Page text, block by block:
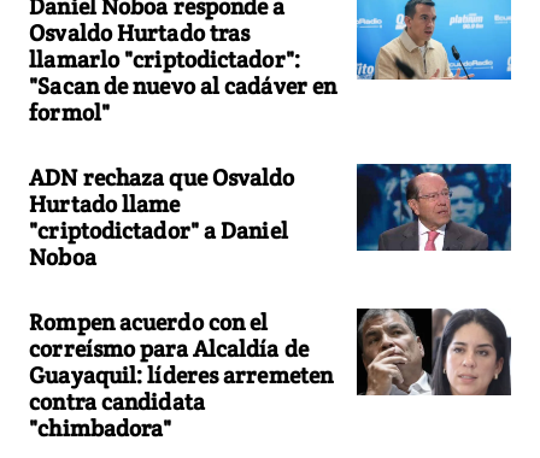
Daniel Noboa responde a
Osvaldo Hurtado tras
llamarlo "criptodictador":
"Sacan de nuevo al cadáver en
formol"
ADN rechaza que Osvaldo
Hurtado llame
"criptodictador" a Daniel
Noboa
Rompen acuerdo con el
correísmo para Alcaldía de
Guayaquil: líderes arremeten
contra candidata
"chimbadora"